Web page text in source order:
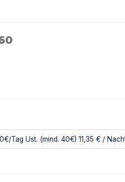
Tag Ust. (mind. 40€) 11,35 € /